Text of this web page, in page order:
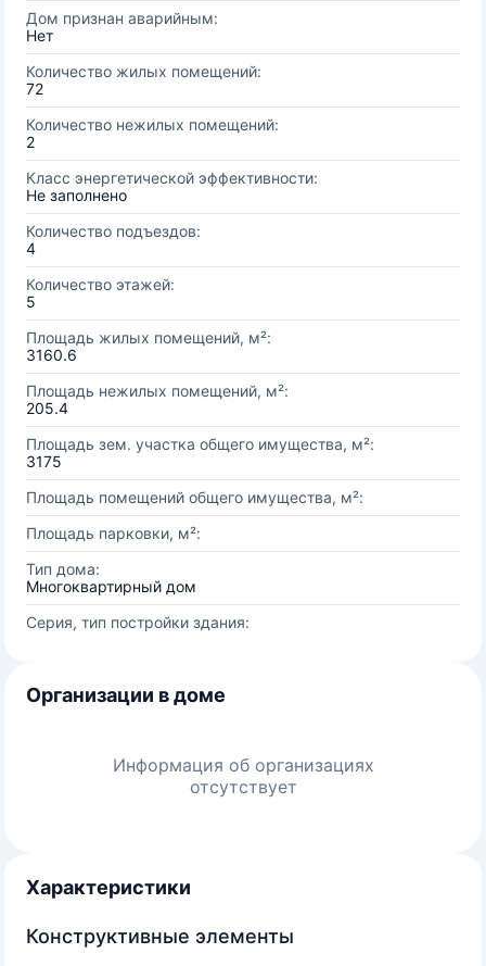
Дом признан аварийным:
Нет
Количество жилых помещений:
72
Количество нежилых помещений:
2
Класс энергетической эффективности:
Не заполнено
Количество подъездов:
4
Количество этажей:
5
Площадь жилых помещений, м²:
3160.6
Площадь нежилых помещений, м²:
205.4
Площадь зем. участка общего имущества, м²:
3175
Площадь помещений общего имущества, м²:
Площадь парковки, м²:
Тип дома:
Многоквартирный дом
Серия, тип постройки здания:
Организации в доме
Информация об организациях
отсутствует
Характеристики
Конструктивные элементы